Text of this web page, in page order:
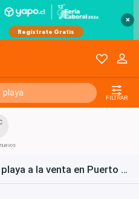
×
FILTRAR
Terrenos y propiedades de playa a la venta en Puerto Montt